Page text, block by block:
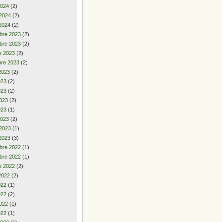
(2)
(2)
(2)
2023 (2)
2023 (2)
2023 (2)
2023 (2)
(2)
(2)
(2)
(2)
(1)
(2)
(1)
(3)
2022 (1)
2022 (1)
2022 (2)
(2)
(1)
(2)
(1)
(1)